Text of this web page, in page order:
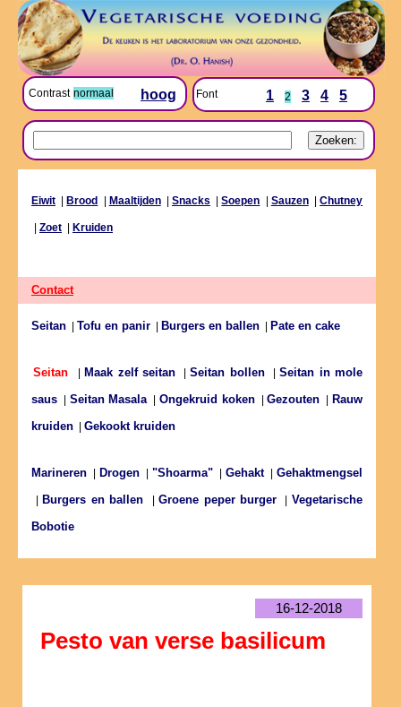
Contrast normaal hoog Font 1 2 3 4 5
Eiwit Brood Maaltijden|Snacks |Soepen Sauzen|Chutney
Zoet Kruiden
Contact
Seitan Tofu en panir Burgers en ballen Pate en cake
Seitan Maak zelf seitan |Seitan bollen|Seitan in mole
saus
Seitan Masala|Ongekruid koken|Gezouten
Rauw
kruiden
Gekookt kruiden
Marineren Drogen "Shoarma" Gehakt|Gehaktmengsel
Burgers en ballen |Groene peper burger |Vegetarische
Bobotie
16-12-2018
Pesto van verse basilicum